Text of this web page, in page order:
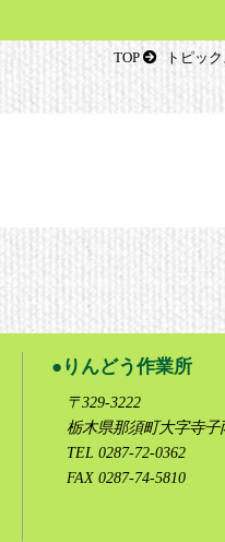
TOP トピッ
りんどう作業所
〒329-3222
栃木県那須町大字寺子
TEL 0287-72-0362
FAX 0287-74-5810